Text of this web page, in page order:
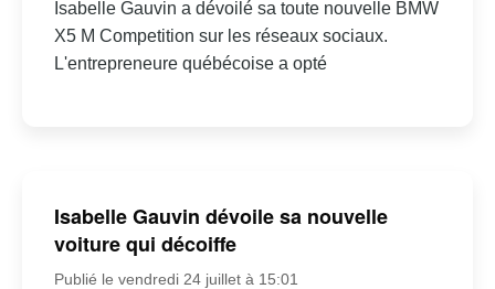
Isabelle Gauvin a dévoilé sa toute nouvelle BMW
X5 M Competition sur les réseaux sociaux.
L'entrepreneure québécoise a opté
Isabelle Gauvin dévoile sa nouvelle
voiture qui décoiffe
Publié le vendredi 24 juillet à 15:01